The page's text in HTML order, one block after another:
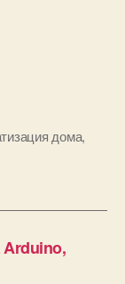
дома,